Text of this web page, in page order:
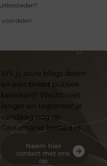
voordelen
Wil jij jouw blogs delen
en een breed publiek
bereiken? Wacht niet
langer en registreer je
vandaag nog op
Grotemarkt beraad.nl
Neem hier
contact met ons
op